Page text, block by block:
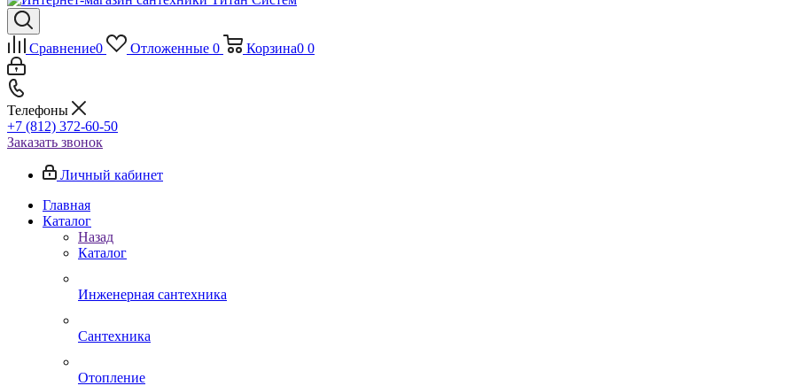
Сравнение0 Отложенные 0 Корзина0 0
Телефоны
+7 (812) 372-60-50
Заказать звонок
Личный кабинет
Главная
Каталог
Назад
Каталог
Инженерная сантехника
Сантехника
Отопление